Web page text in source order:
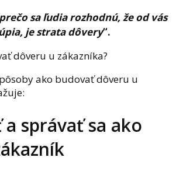
sa ľudia rozhodnú, že od vás
je strata dôvery“.
dôveru u zákazníka?
ako budovať dôveru u
a správať sa ako